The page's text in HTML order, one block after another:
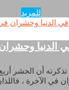
للمزيد
الدنيا
أن الحشر